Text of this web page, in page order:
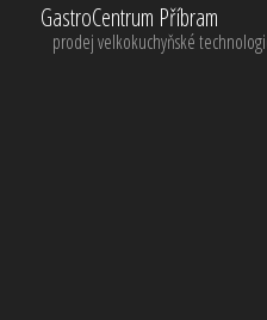
GastroCentrum Příbram
prodej velkokuchyňské